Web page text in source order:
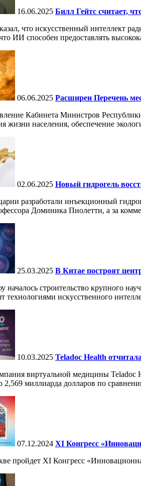
16.06.2025 Билл Гейтс считает,
что искусственный интеллект
ИИ способен предоставлять
06.06.2025 Расширен Перечень
Кабинета Министров
жизни населения, обеспечение
02.06.2025 Новый гидрогель
разработали инъекционный
Доминика Пиолетти, а за
25.03.2025 В Китае построят
началось строительство крупного
технологиями искусственного
10.03.2025 Teladoc Health
виртуальной медицины Teladoc
2,569 миллиарда долларов по
07.12.2024 ХI Конгресс
пройдет XI Конгресс